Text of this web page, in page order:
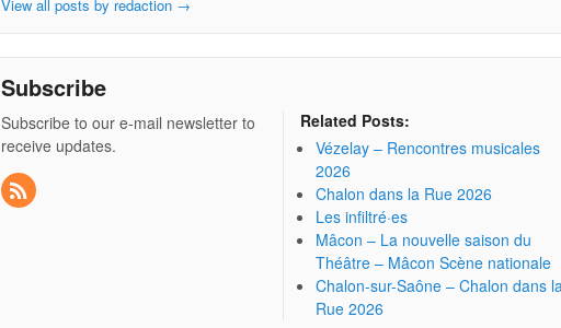
View all posts by redaction →
Subscribe
Subscribe to our e-mail newsletter to
receive updates.
Related Posts:
Vézelay – Rencontres musicales
2026
Chalon dans la Rue 2026
Les infiltré·es
Mâcon – La nouvelle saison du
Théâtre – Mâcon Scène nationale
Chalon-sur-Saône – Chalon dans
Rue 2026